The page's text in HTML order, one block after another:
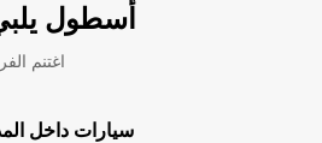
أسطول
اغتنم
سيارات داخل